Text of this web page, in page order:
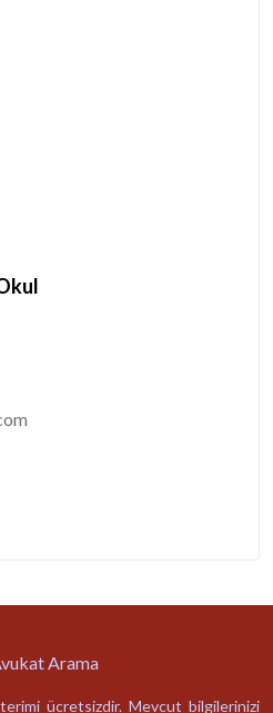
ücretsizdir. Mevcut bilgilerinizi